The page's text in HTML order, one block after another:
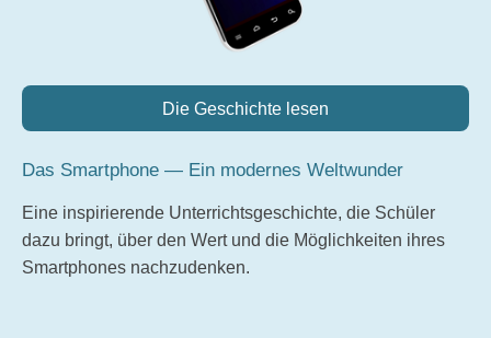
Die Geschichte lesen
Das Smartphone — Ein modernes Weltwunder
Eine inspirierende Unterrichtsgeschichte, die Schüler
dazu bringt, über den Wert und die Möglichkeiten ihres
Smartphones nachzudenken.